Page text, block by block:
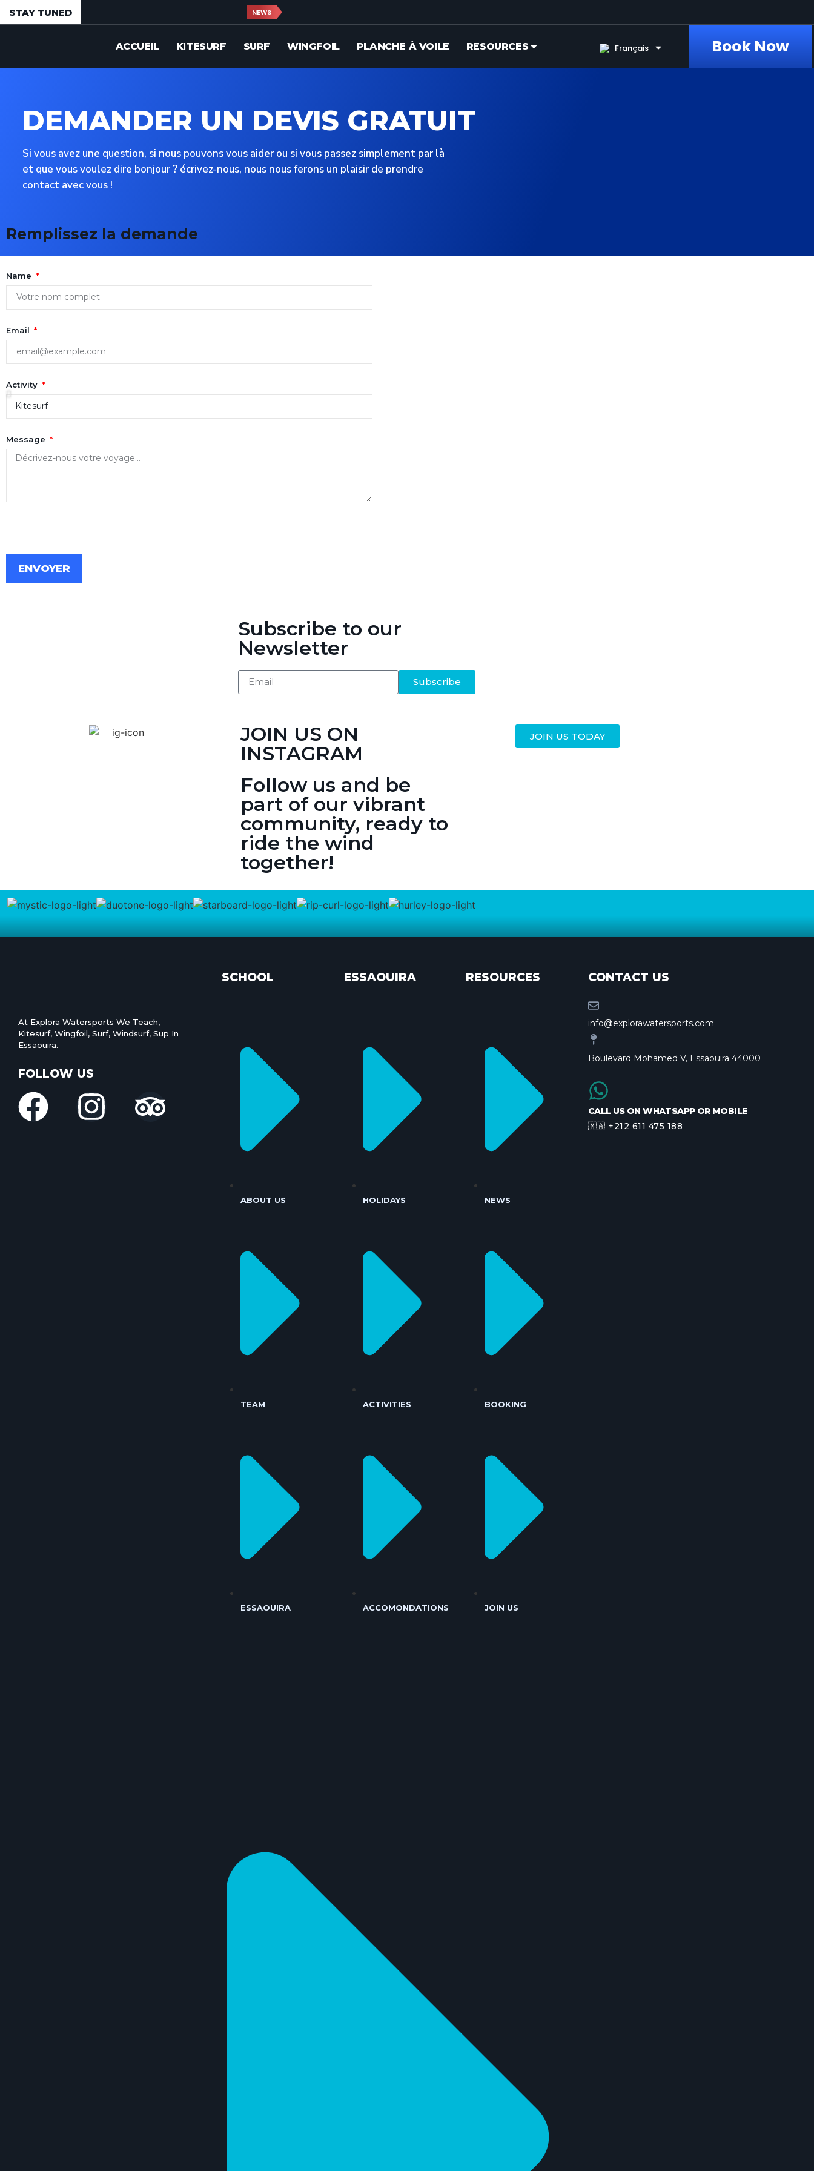
STAY TUNED NEWS
ACCUEIL KITESURF SURF WINGFOIL PLANCHE À VOILE RESOURCES Français Book Now
DEMANDER UN DEVIS GRATUIT
Si vous avez une question, si nous pouvons vous aider ou si vous passez simplement par là
et que vous voulez dire bonjour ? écrivez-nous, nous nous ferons un plaisir de prendre
contact avec vous !
Remplissez la demande
Name
Email
Activity
Message
ENVOYER
Subscribe to our
Newsletter
Subscribe
JOIN US ON
INSTAGRAM
Follow us and be
part of our vibrant
community, ready to
ride the wind
together!
JOIN US TODAY
At Explora Watersports We Teach,
Kitesurf, Wingfoil, Surf, Windsurf, Sup In
Essaouira.
FOLLOW US
SCHOOL
ABOUT US
TEAM
ESSAOUIRA
ESSAOUIRA
HOLIDAYS
ACTIVITIES
ACCOMONDATIONS
RESOURCES
NEWS
BOOKING
JOIN US
CONTACT US
info@explorawatersports.com
Boulevard Mohamed V, Essaouira 44000
CALL US ON WHATSAPP OR MOBILE
🇲🇦 +212 611 475 188